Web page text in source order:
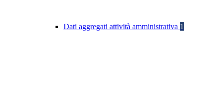
Dati aggregati attività amministrativa 1